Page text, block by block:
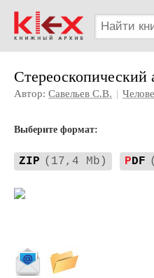
Стереоскопический
Автор: Савельев С.В. |
Выберите формат:
ZIP (17,4 Mb) PDF